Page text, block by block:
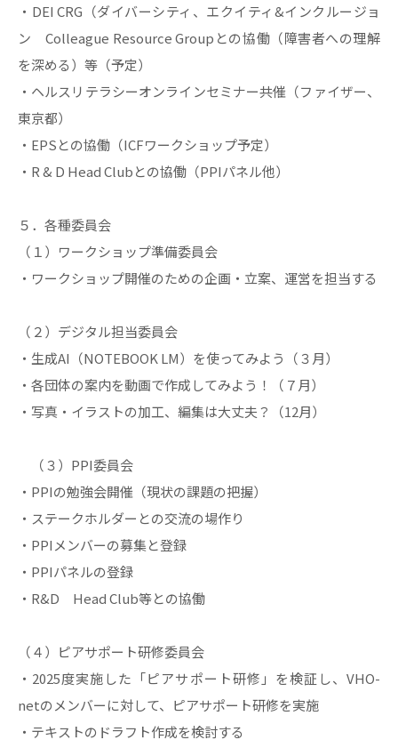
・DEI CRG（ダイバーシティ、エクイティ&インクルージョ
ン Colleague Resource Groupとの協働（障害者への理解
を深める）等（予定）
・ヘルスリテラシーオンラインセミナー共催（ファイザー、
東京都）
・EPSとの協働（ICFワークショップ予定）
・R & D Head Clubとの協働（PPIパネル他）
５．各種委員会
（１）ワークショップ準備委員会
・ワークショップ開催のための企画・立案、運営を担当する
（２）デジタル担当委員会
・生成AI（NOTEBOOK LM）を使ってみよう（３月）
・各団体の案内を動画で作成してみよう！（７月）
・写真・イラストの加工、編集は大丈夫？（12月）
（３）PPI委員会
・PPIの勉強会開催（現状の課題の把握）
・ステークホルダーとの交流の場作り
・PPIメンバーの募集と登録
・PPIパネルの登録
・R&D Head Club等との協働
（４）ピアサポート研修委員会
・2025度実施した「ピアサポート研修」を検証し、VHO-
netのメンバーに対して、ピアサポート研修を実施
・テキストのドラフト作成を検討する